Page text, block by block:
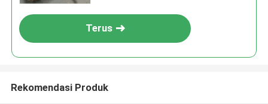
Terus
Rekomendasi Produk